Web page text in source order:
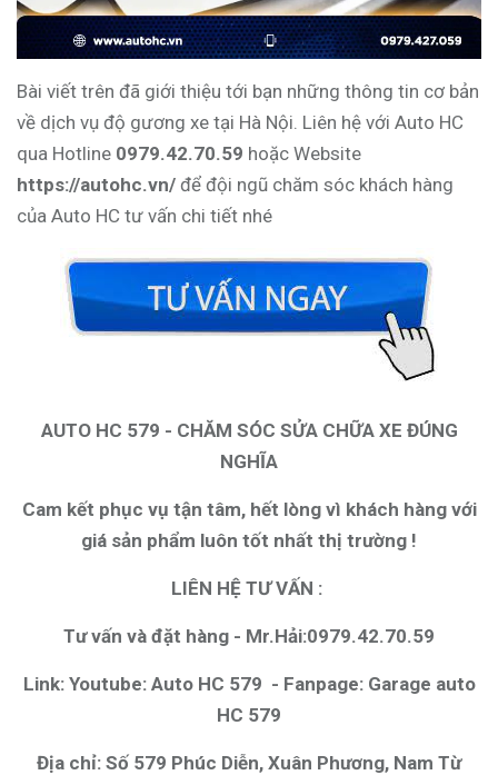
Bài viết trên đã giới thiệu tới bạn những thông tin cơ bản
về dịch vụ độ gương xe tại Hà Nội. Liên hệ với Auto HC
qua Hotline 0979.42.70.59 hoặc Website
https://autohc.vn/ để đội ngũ chăm sóc khách hàng
của Auto HC tư vấn chi tiết nhé
AUTO HC 579 - CHĂM SÓC SỬA CHỮA XE ĐÚNG
NGHĨA
Cam kết phục vụ tận tâm, hết lòng vì khách hàng với
giá sản phẩm luôn tốt nhất thị trường !
LIÊN HỆ TƯ VẤN :
Tư vấn và đặt hàng - Mr.Hải:0979.42.70.59
Link: Youtube: Auto HC 579 - Fanpage: Garage auto
HC 579
Địa chỉ: Số 579 Phúc Diễn, Xuân Phương, Nam Từ